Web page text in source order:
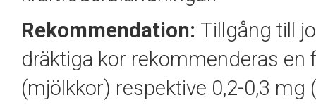
Rekommendation: Tillgång till
dräktiga kor rekommenderas en
(mjölkkor) respektive 0,2-0,3